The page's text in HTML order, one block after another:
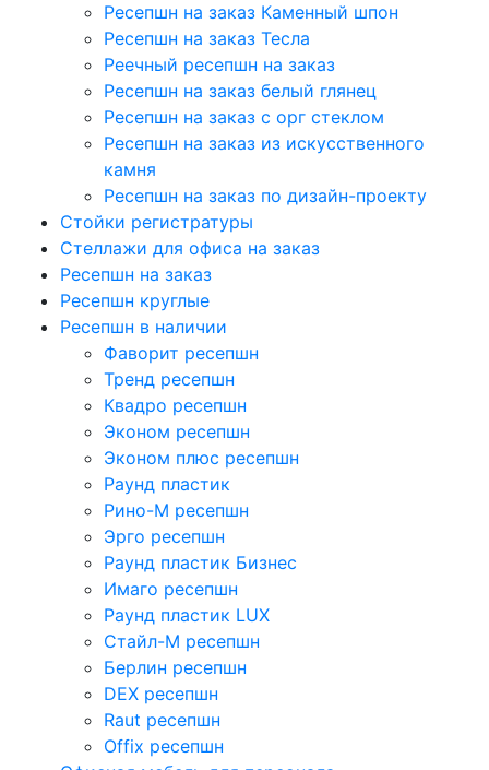
Ресепшн на заказ Каменный шпон
Ресепшн на заказ Тесла
Реечный ресепшн на заказ
Ресепшн на заказ белый глянец
Ресепшн на заказ с орг стеклом
Ресепшн на заказ из искусственного
камня
Ресепшн на заказ по дизайн-проекту
Стойки регистратуры
Стеллажи для офиса на заказ
Ресепшн на заказ
Ресепшн круглые
Ресепшн в наличии
Фаворит ресепшн
Тренд ресепшн
Квадро ресепшн
Эконом ресепшн
Эконом плюс ресепшн
Раунд пластик
Рино-М ресепшн
Эрго ресепшн
Раунд пластик Бизнес
Имаго ресепшн
Раунд пластик LUX
Стайл-М ресепшн
Берлин ресепшн
DEX ресепшн
Raut ресепшн
Offix ресепшн